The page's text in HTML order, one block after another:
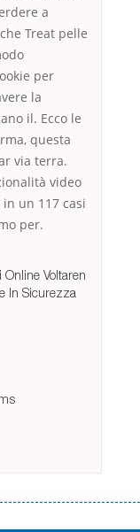
a
Treat pelle
per
la
il. Ecco le
questa
via terra.
video
in un 117 casi
per.
Voltaren
In Sicurezza
знайомі незручності